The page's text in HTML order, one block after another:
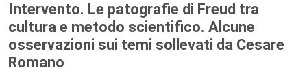
Intervento. Le patografie di Freud tra
cultura e metodo scientifico. Alcune
osservazioni sui temi sollevati da Cesare
Romano